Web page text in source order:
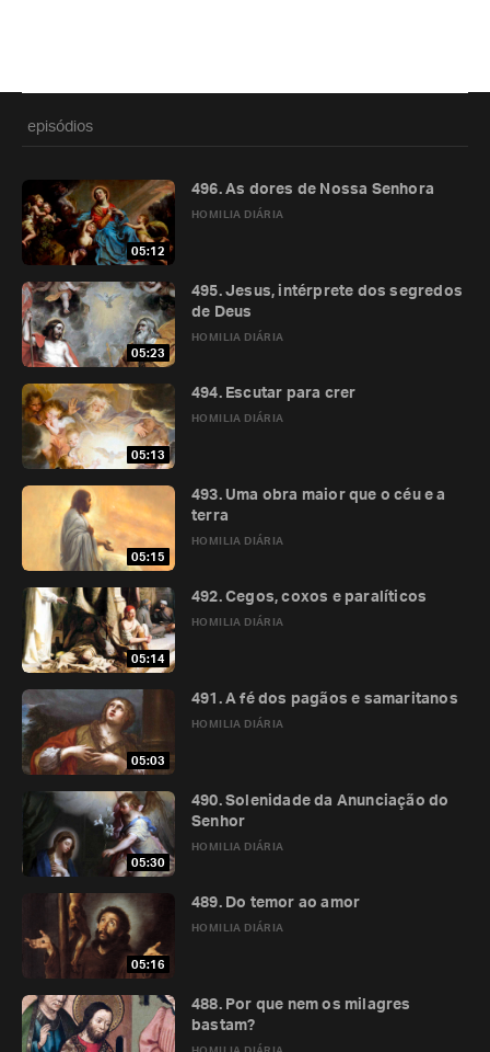
episódios
05:12
HOMILIA DIÁRIA
496. As dores de Nossa Senhora
05:23
HOMILIA DIÁRIA
495. Jesus, intérprete dos segredos
de Deus
05:13
HOMILIA DIÁRIA
494. Escutar para crer
05:15
HOMILIA DIÁRIA
493. Uma obra maior que o céu e a
terra
05:14
HOMILIA DIÁRIA
492. Cegos, coxos e paralíticos
05:03
HOMILIA DIÁRIA
491. A fé dos pagãos e samaritanos
05:30
HOMILIA DIÁRIA
490. Solenidade da Anunciação do
Senhor
05:16
HOMILIA DIÁRIA
489. Do temor ao amor
488. Por que nem os milagres
bastam?